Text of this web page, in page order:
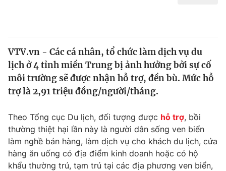
Thế giới
Tin tức
Thế giới đó đây
Câu chuyện quốc tế
Kinh tế
Tài chính
Thị trường
Góc doanh nghiệp
Dữ liệu và đời sống
Truyền hình
VTV.vn - Các cá nhân, tổ chức làm dịch vụ du
lịch ở 4 tỉnh miền Trung bị ảnh hưởng bởi sự cố
môi trường sẽ được nhận hỗ trợ, đền bù. Mức hỗ
trợ là 2,91 triệu đồng/người/tháng.
Theo Tổng cục Du lịch, đối tượng được hỗ trợ, bồi
thường thiệt hại lần này là người dân sống ven biển
làm nghề bán hàng, làm dịch vụ cho khách du lịch, cửa
hàng ăn uống có địa điểm kinh doanh hoặc có hộ
khẩu thường trú, tạm trú tại các địa phương ven biển,